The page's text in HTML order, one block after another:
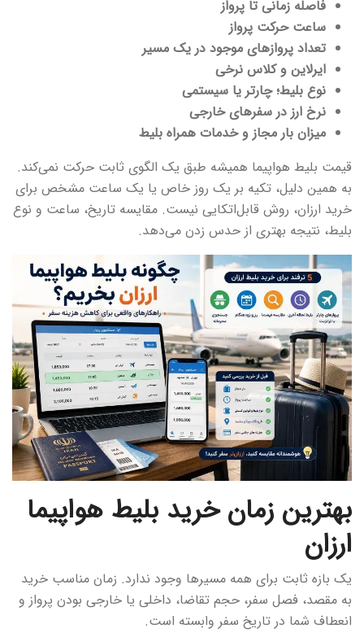
فاصله زمانی تا پرواز
ساعت حرکت پرواز
تعداد پروازهای موجود در یک مسیر
ایرلاین و کلاس نرخی
نوع بلیط؛ چارتر یا سیستمی
نرخ ارز در سفرهای خارجی
میزان بار مجاز و خدمات همراه بلیط
قیمت بلیط هواپیما همیشه طبق یک الگوی ثابت حرکت نمی‌کند.
به همین دلیل، تکیه بر یک روز خاص یا یک ساعت مشخص برای
خرید ارزان، روش قابل‌اتکایی نیست. مقایسه تاریخ، ساعت و نوع
بلیط، نتیجه بهتری از حدس زدن می‌دهد.
بهترین زمان خرید بلیط هواپیما
ارزان
یک بازه ثابت برای همه مسیرها وجود ندارد. زمان مناسب خرید
به مقصد، فصل سفر، حجم تقاضا، داخلی یا خارجی بودن پرواز و
انعطاف شما در تاریخ سفر وابسته است.